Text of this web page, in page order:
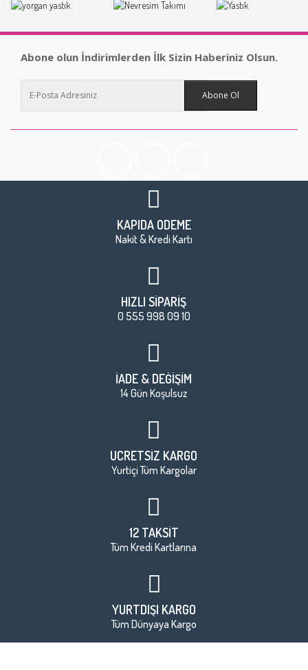
Abone olun İndirimlerden İlk Sizin Haberiniz Olsun.
Abone Ol
KAPIDA ÖDEME
Nakit & Kredi Kartı
HIZLI SİPARİŞ
0 555 998 09 10
İADE & DEĞİŞİM
14 Gün Koşulsuz
ÜCRETSİZ KARGO
Yurtiçi Tüm Kargolar
12 TAKSİT
Tüm Kredi Kartlarına
YURTDIŞI KARGO
Tüm Dünyaya Kargo